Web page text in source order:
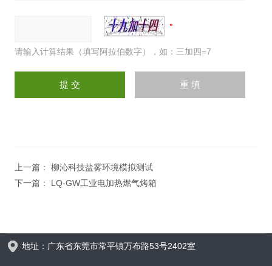
请输入计算结果（填写阿拉伯数字），如：三加四=7
上一篇： 柳沁科技盐雾环境模拟测试
下一篇： LQ-GW工业电加热燃气烤箱
地址：广东省东莞市常平镇万布路53号2402室